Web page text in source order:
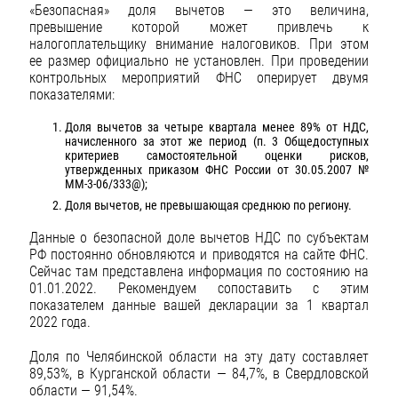
«Безопасная» доля вычетов — это величина,
превышение которой может привлечь к
налогоплательщику внимание налоговиков. При этом
ее размер официально не установлен. При проведении
контрольных мероприятий ФНС оперирует двумя
показателями:
Доля вычетов за четыре квартала менее 89% от НДС,
начисленного за этот же период (п. 3 Общедоступных
критериев самостоятельной оценки рисков,
утвержденных приказом ФНС России от 30.05.2007 №
ММ-3-06/333@);
Доля вычетов, не превышающая среднюю по региону.
Данные о безопасной доле вычетов НДС по субъектам
РФ постоянно обновляются и приводятся на сайте ФНС.
Сейчас там представлена информация по состоянию на
01.01.2022. Рекомендуем сопоставить с этим
показателем данные вашей декларации за 1 квартал
2022 года.
Доля по Челябинской области на эту дату составляет
89,53%, в Курганской области — 84,7%, в Свердловской
области — 91,54%.